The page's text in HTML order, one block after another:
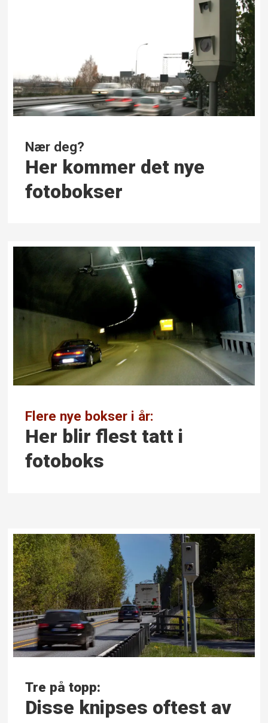
Nær deg?
Her kommer det nye
fotobokser
Flere nye bokser i år:
Her blir flest tatt i
fotoboks
Tre på topp:
Disse knipses oftest av